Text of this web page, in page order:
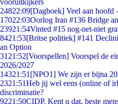
vooruitkijkers
24822:09[Dagboek] Veel aan hoofd
17022:03Oorlog Iran #136 Bridge
23921:54Vinted #15 nog-net-niet
8421:53[Britse politiek] #141
an Option
31 21:52[Voorspellen] Voorspel de
2026/2027
14321:51 [NPO1] We zijn er bijna
2321:51Heb jij wel eens (online of
discriminatie?
9221:50CIDP. Kent u dat, beste